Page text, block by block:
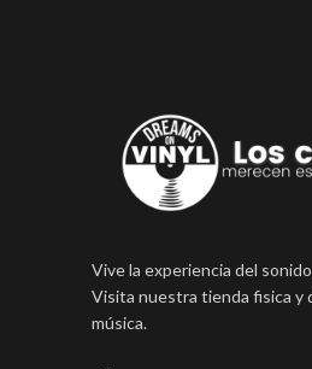
Vive la experiencia del
Visita nuestra tienda fisica y
música.